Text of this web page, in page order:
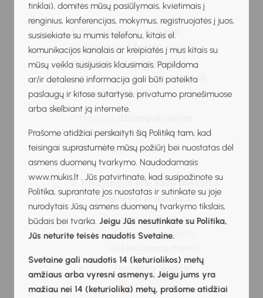
tinklai), domitės mūsų pasiūlymais, kvietimais į
renginius, konferencijas, mokymus, registruojatės į juos,
susisiekiate su mumis telefonu, kitais el.
komunikacijos kanalais ar kreipiatės į mus kitais su
mūsų veikla susijusiais klausimais. Papildoma
ar/ir detalesnė informacija gali būti pateikta
paslaugų ir kitose sutartyse, privatumo pranešimuose
arba skelbiant ją internete.
Prašome atidžiai perskaityti šią Politiką tam, kad
teisingai suprastumėte mūsų požiūrį bei nuostatas dėl
asmens duomenų tvarkymo. Naudodamasis
www.mukis.lt . Jūs patvirtinate, kad susipažinote su
Politika, suprantate jos nuostatas ir sutinkate su joje
nurodytais Jūsų asmens duomenų tvarkymo tikslais,
būdais bei tvarka. Jeigu Jūs nesutinkate su Politika,
Jūs neturite teisės naudotis Svetaine.
Svetaine gali naudotis 14 (keturiolikos) metų
amžiaus arba vyresni asmenys. Jeigu jums yra
mažiau nei 14 (keturiolika) metų, prašome atidžiai
1. Svarbu žinoti, mokiniai
jaunesni nei 14 metų, negali
registruotis savarankiškai.
Jų paskyrą turisukurti vienas iš
tėvų arba globėjų.
MUKIS sistemoje kaip mama,
tėvas arba globėjas.
2. Prisijungus prie savo paskyros
(kaip tėvui ar globėjui):
Viršutiniame dešiniajame
kampe spustelėkite
"profilis"